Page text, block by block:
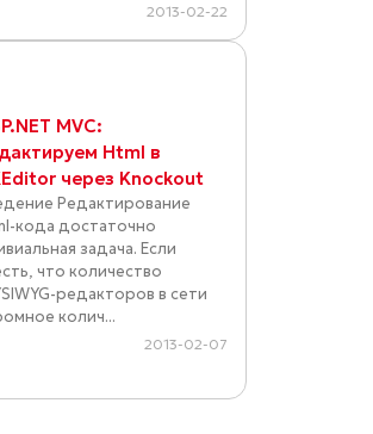
2013-02-22
MVC:
Html в
через Knockout
Редактирование
кода достаточно
задача. Если
что количество
редакторов в сети
колич...
2013-02-07